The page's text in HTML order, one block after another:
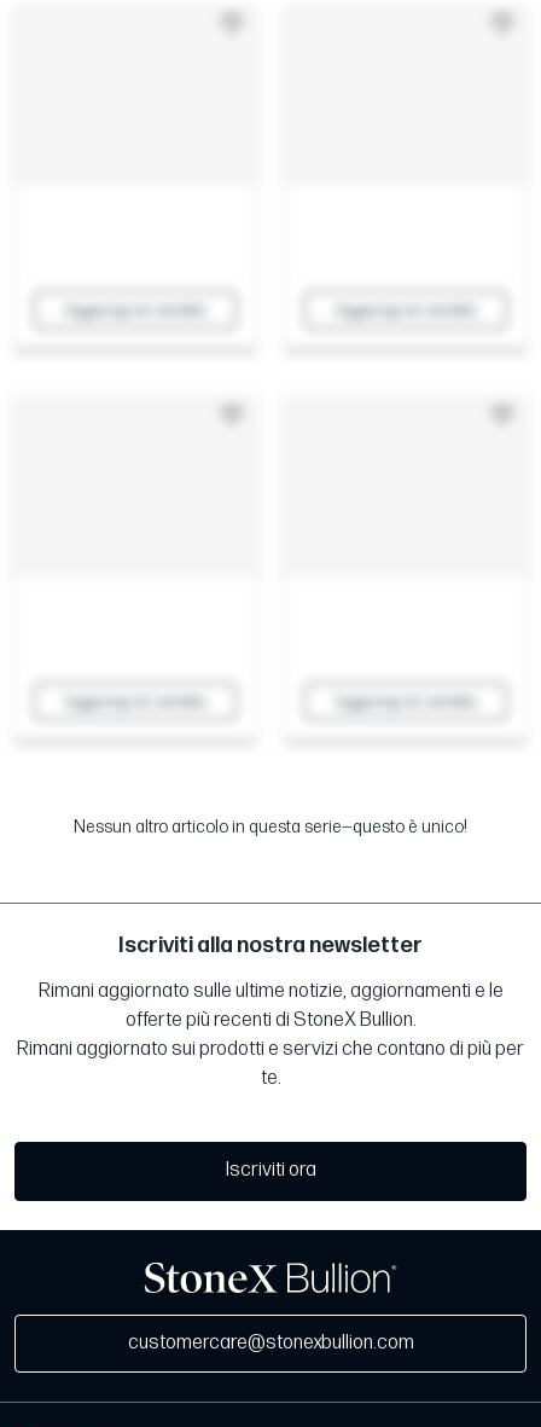
Aggiungi al carrello Aggiungi al carrello
Aggiungi al carrello Aggiungi al carrello
Nessun altro articolo in questa serie—questo è unico!
Iscriviti alla nostra newsletter
Rimani aggiornato sulle ultime notizie, aggiornamenti e le
offerte più recenti di StoneX Bullion.
Rimani aggiornato sui prodotti e servizi che contano di più per
te.
Iscriviti ora
customercare@stonexbullion.com